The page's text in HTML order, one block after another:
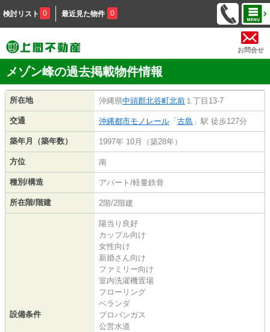
検討リスト 0 最近見た物件 0
お問合せ
メゾン峰の過去掲載物件情報
所在地 沖縄県中頭郡北谷町北前 １丁目13-7
交通 沖縄都市モノレール 「 古島 」駅 徒歩127分
築年月（築年数） 1997年 10月（築28年）
方位 南
種別/構造 アパート/軽量鉄骨
所在階/階建 2階/2階建
設備条件
陽当り良好
カップル向け
女性向け
新婚さん向け
ファミリー向け
室内洗濯機置場
フローリング
ベランダ
プロパンガス
公営水道